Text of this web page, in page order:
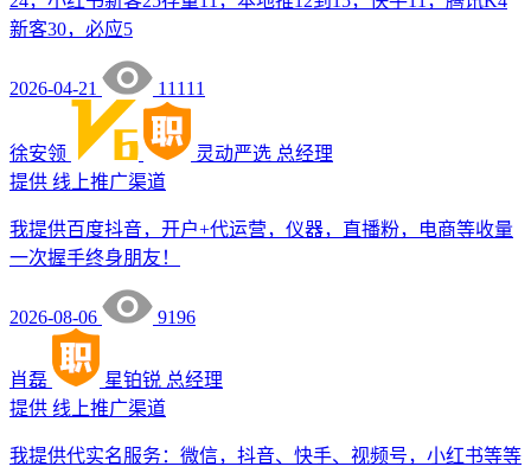
新客30，必应5
2026-04-21 11111
徐安领 灵动严选 总经理
提供 线上推广渠道
我提供百度抖音，开户+代运营，仪器，直播粉，电商等收量
一次握手终身朋友！
2026-08-06 9196
肖磊 星铂锐 总经理
提供 线上推广渠道
我提供代实名服务：微信，抖音、快手、视频号，小红书等等